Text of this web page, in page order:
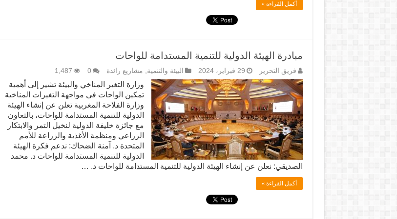
أكمل القراءة »
مبادرة الهيئة الدولية للتنمية المستدامة للواحات
فريق التحرير 29 فبراير، 2024 البيئة والتنمية, مشاريع رائدة 0
1,487
وزارة التغير المناخي والبيئة تشير إلى أهمية
تمكين الواحات في مواجهة التغيرات المناخية
وزارة الفلاحة المغربية تعلن عن إنشاء الهيئة
الدولية للتنمية المستدامة للواحات، بالتعاون
مع جائزة خليفة الدولية لنخيل التمر والابتكار
الزراعي ومنظمة الأغذية والزراعة للأمم
المتحدة د. آمنة الضحاك: ندعم فكرة الهيئة
الدولية للتنمية المستدامة للواحات د. محمد
الصديقي: نعلن عن إنشاء الهيئة الدولية للتنمية المستدامة للواحات د. …
أكمل القراءة »